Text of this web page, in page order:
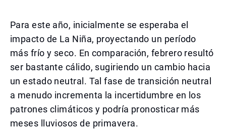
Para este año, inicialmente se esperaba el
impacto de La Niña, proyectando un período
más frío y seco. En comparación, febrero resultó
ser bastante cálido, sugiriendo un cambio hacia
un estado neutral. Tal fase de transición neutral
a menudo incrementa la incertidumbre en los
patrones climáticos y podría pronosticar más
meses lluviosos de primavera.